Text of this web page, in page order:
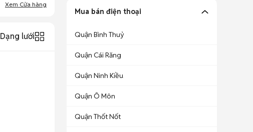
Xem Cửa hàng
Dạng lưới
Mua bán điện thoại
Quận Bình Thuỷ
Quận Cái Răng
Quận Ninh Kiều
Quận Ô Môn
Quận Thốt Nốt